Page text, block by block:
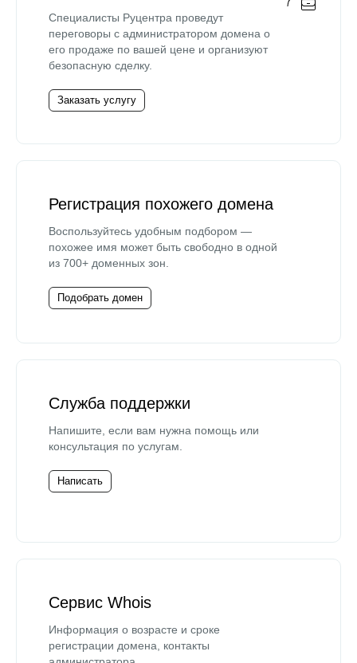
Специалисты Руцентра проведут
переговоры с администратором домена о
его продаже по вашей цене и организуют
безопасную сделку.
Заказать услугу
Регистрация похожего домена
Воспользуйтесь удобным подбором —
похожее имя может быть свободно в одной
из 700+ доменных зон.
Подобрать домен
Служба поддержки
Напишите, если вам нужна помощь или
консультация по услугам.
Написать
Сервис Whois
Информация о возрасте и сроке
регистрации домена, контакты